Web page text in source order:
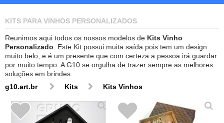
KITS PARA VINHOS PERSONALIZADOS
Reunimos aqui todos os nossos modelos de Kits Vinho
Personalizado . Este Kit possui muita saída pois tem um design
muito belo, e é um presente que com certeza a pessoa irá guardar
por muito tempo. A G10 se orgulha de trazer sempre as melhores
soluções em brindes.
g10.art.br
Kits Kits Vinhos